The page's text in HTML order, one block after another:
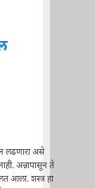
न लढणारा असे
अन्नापासून ते
आला. शस्त्र हा